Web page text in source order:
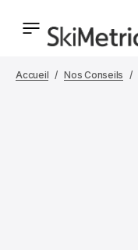
Accueil Nos Conseils